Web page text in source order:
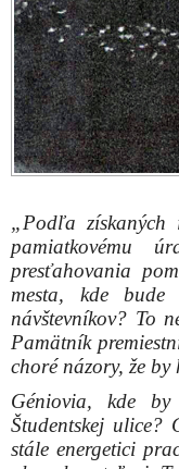
Géniovia, kde
Študentskej
stále energetici
ako obyvateľovi
Zaujíma ma to
a platím poctivo
Zaujímalo by ma
klamal a
Snopka. Musel
presvedčoval, aby
jeho zachránením.
prikázaní, ktoré
Neobstoja ani
mala vrátiť
historicky stála.
stála, ale nie tam,
pohľadníc, ktoré
Verím, že